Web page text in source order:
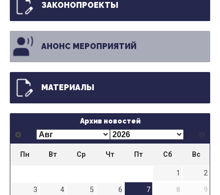
ЗАКОНОПРОЕКТЫ
АНОНС МЕРОПРИЯТИЙ
МАТЕРИАЛЫ
Архив новостей
Пн Вт Ср Чт Пт Сб Вс
1
2
3
4 5 6 7 8
9